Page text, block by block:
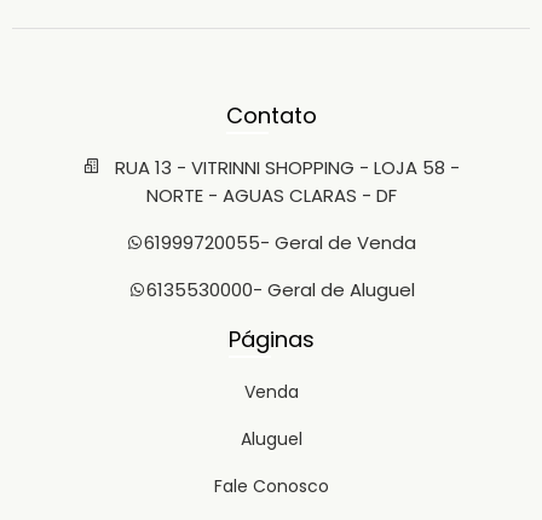
Contato
RUA 13 - VITRINNI SHOPPING - LOJA 58 -
NORTE - AGUAS CLARAS - DF
61999720055- Geral de Venda
6135530000- Geral de Aluguel
Páginas
Venda
Aluguel
Fale Conosco